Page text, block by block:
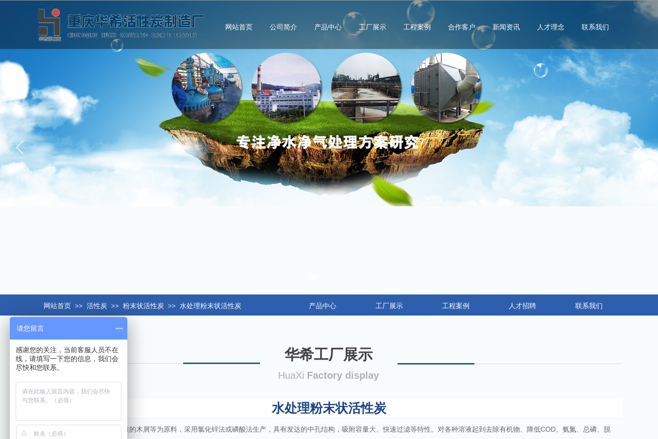
产品中心 工厂展示 工程案例 人才招聘 联系我们
网站首页 >> 活性炭 >> 粉末状活性炭 >> 水处理粉末状活性炭
华希工厂展示
HuaXi Factory display
水处理粉末状活性炭
水处理粉状活性炭是以优质的木屑等为原料，采用氯化锌法或磷酸法生产，具有发达的中孔结构，吸附容量大、快速过滤等特性。对各种溶液起到去除有机物、降低COD 、氨氮、总磷、脱
网站首页 公司简介 产品中心 工厂展示 工程案例 合作客户 新闻资讯 人才理念 联系我们
请您留言
感谢您的关注，当前客服人员不在
线，请填写一下您的信息，我们会
尽快和您联系。